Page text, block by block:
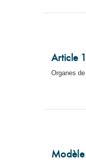
Article
Organes